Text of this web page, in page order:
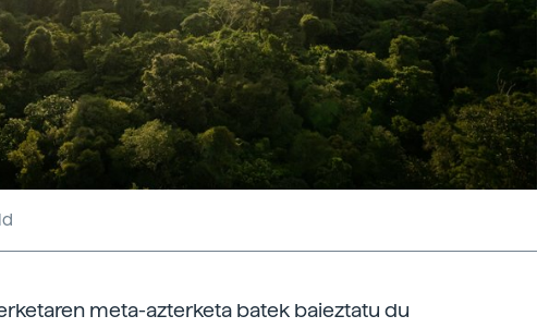
meta-azterketa batek baieztatu du